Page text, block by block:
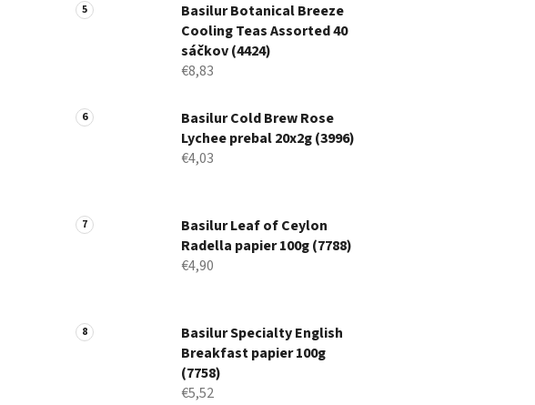
Basilur Botanical Breeze
Cooling Teas Assorted 40
sáčkov (4424)
€8,83
Basilur Cold Brew Rose
Lychee prebal 20x2g (3996)
€4,03
Basilur Leaf of Ceylon
Radella papier 100g (7788)
€4,90
Basilur Specialty English
Breakfast papier 100g
(7758)
€5,52